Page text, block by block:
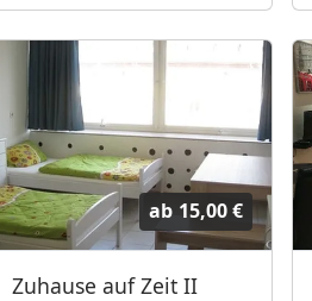
ab 15,00 €
Zuhause auf Zeit II